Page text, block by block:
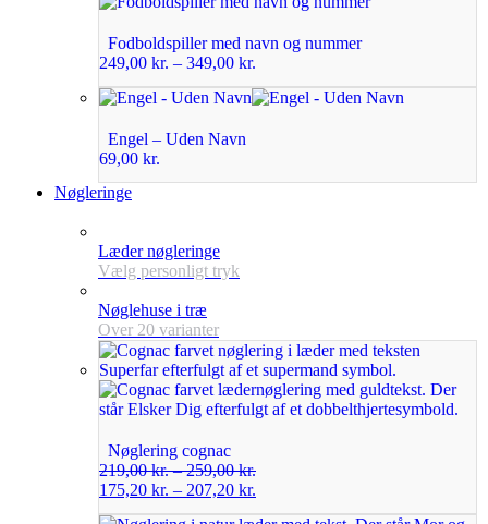
Fodboldspiller med navn og nummer
249,00 kr. – 349,00 kr.
Engel – Uden Navn
69,00 kr.
Nøgleringe
Læder nøgleringe
Vælg personligt tryk
Nøglehuse i træ
Over 20 varianter
Nøglering cognac
219,00kr.–259,00kr.
175,20 kr. – 207,20 kr.